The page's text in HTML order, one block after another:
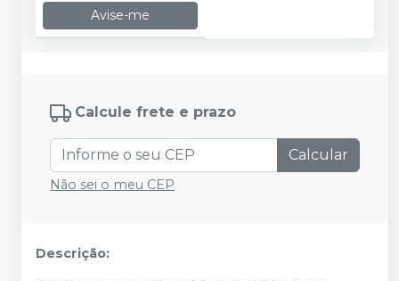
Avise-me
Calcule frete e prazo
Calcular
Não sei o meu CEP
Descrição: